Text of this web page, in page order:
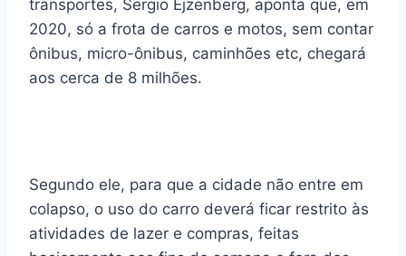
transportes, Sergio Ejzenberg, aponta que, em
2020, só a frota de carros e motos, sem contar
ônibus, micro-ônibus, caminhões etc, chegará
aos cerca de 8 milhões.
Segundo ele, para que a cidade não entre em
colapso, o uso do carro deverá ficar restrito às
atividades de lazer e compras, feitas